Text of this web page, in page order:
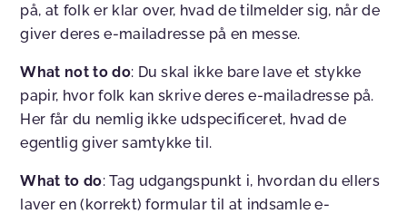
på, at folk er klar over, hvad de tilmelder sig, når de
giver deres e-mailadresse på en messe.
What not to do: Du skal ikke bare lave et stykke
papir, hvor folk kan skrive deres e-mailadresse på.
Her får du nemlig ikke udspecificeret, hvad de
egentlig giver samtykke til.
What to do: Tag udgangspunkt i, hvordan du ellers
laver en (korrekt) formular til at indsamle e-